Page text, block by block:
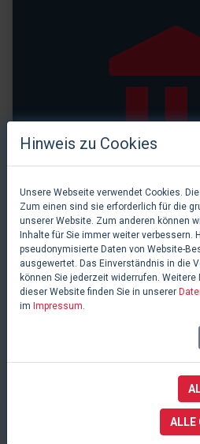
Hinweis zu Cookies
Unsere Webseite verwendet Cookies.
Zum einen sind sie erforderlich für die
unserer Website. Zum anderen können
Inhalte für Sie immer weiter verbessern.
pseudonymisierte Daten von Website-
ausgewertet. Das Einverständnis in die
können Sie jederzeit widerrufen.
dieser Website finden Sie in unserer
im Impressum
ALLE